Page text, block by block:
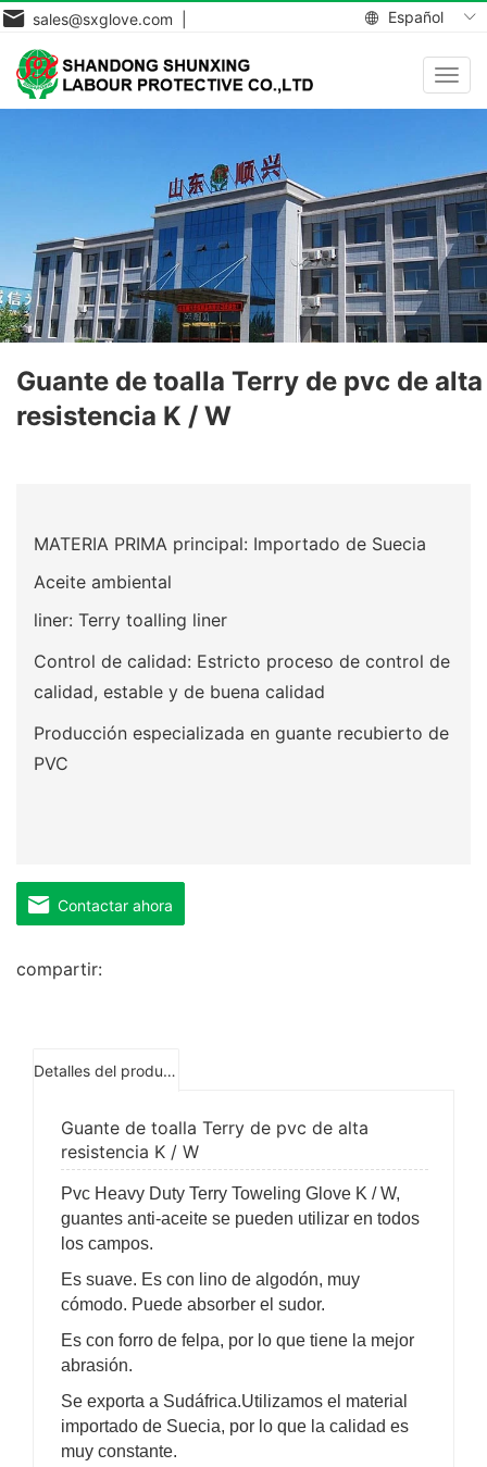
Español
sales@sxglove.com |
Guante de toalla Terry de pvc de alta
resistencia K / W
MATERIA PRIMA principal: Importado de Suecia
Aceite ambiental
liner: Terry toalling liner
Control de calidad: Estricto proceso de control de
calidad, estable y de buena calidad
Producción especializada en guante recubierto de
PVC
Contactar ahora
compartir:
Detalles del producto
Guante de toalla Terry de pvc de alta
resistencia K / W
Pvc Heavy Duty Terry Toweling Glove K / W,
guantes anti-aceite se pueden utilizar en todos
los campos.
Es suave. Es con lino de algodón, muy
cómodo. Puede absorber el sudor.
Es con forro de felpa, por lo que tiene la mejor
abrasión.
Se exporta a Sudáfrica.Utilizamos el material
importado de Suecia, por lo que la calidad es
muy constante.